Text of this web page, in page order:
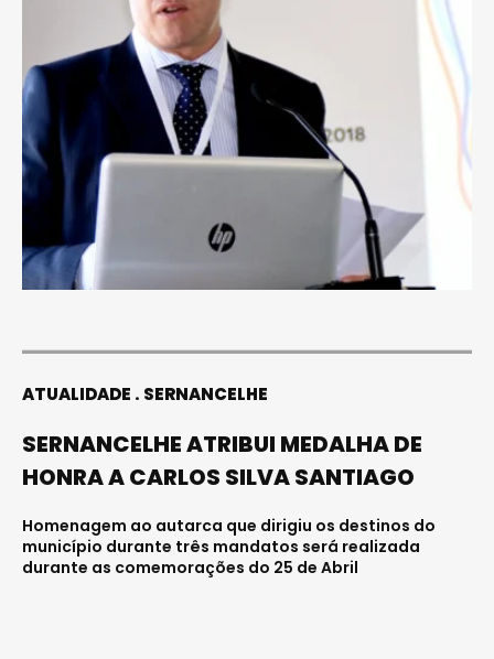
ATUALIDADE SERNANCELHE
SERNANCELHE ATRIBUI MEDALHA DE
HONRA A CARLOS SILVA SANTIAGO
Homenagem ao autarca que dirigiu os destinos do
município durante três mandatos será realizada
durante as comemorações do 25 de Abril